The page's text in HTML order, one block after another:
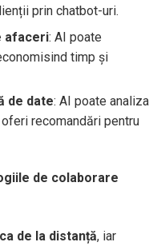
prin chatbot-uri.
afaceri: AI poate
timp și
de date: AI poate analiza
recomandări pentru
de colaborare
de la distanță, iar